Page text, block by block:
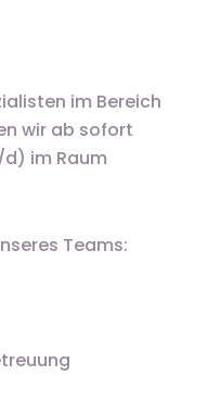
im Bereich
wir ab sofort
im Raum
Teams: